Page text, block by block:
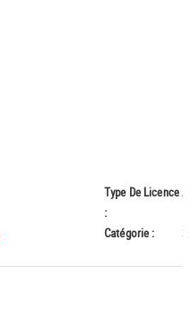
Type De Licence
:
A
Catégorie :